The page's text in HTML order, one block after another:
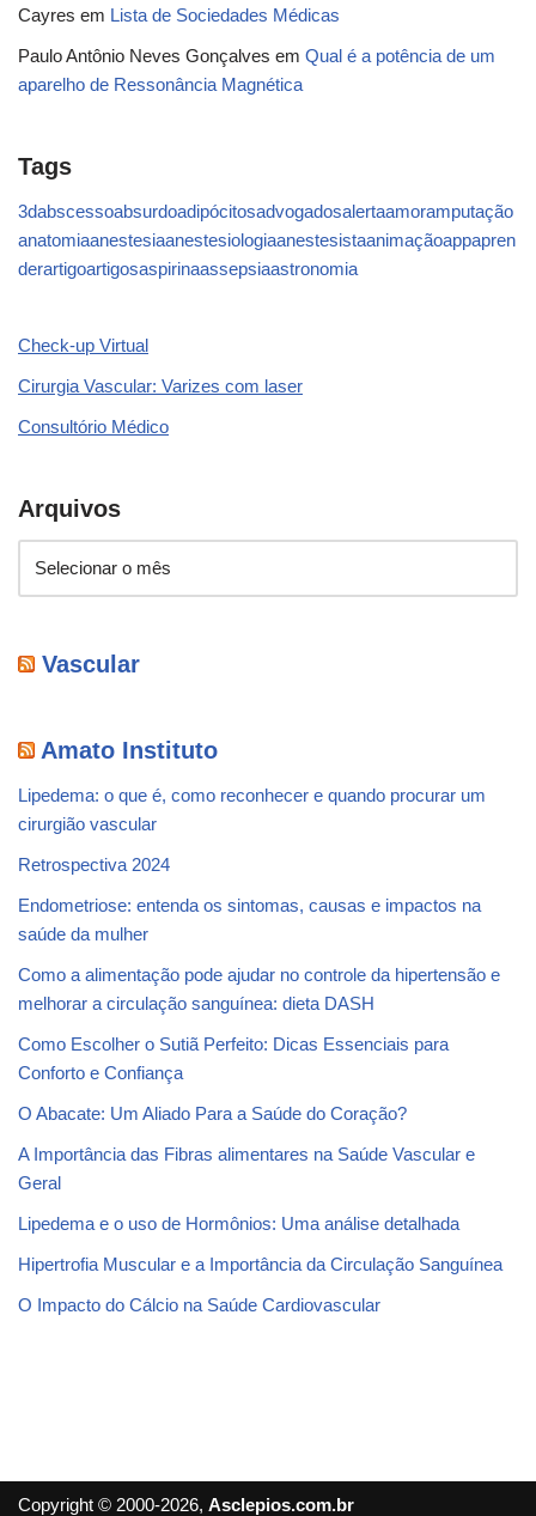
Cayres em Lista de Sociedades Médicas
Paulo Antônio Neves Gonçalves em Qual é a potência de um
aparelho de Ressonância Magnética
Tags
3dabscessoabsurdoadipócitosadvogadosalertaamoramputação
anatomiaanestesiaanestesiologiaanestesistaanimaçãoappapren
derartigoartigosaspirinaassepsiaastronomia
Check-up Virtual
Cirurgia Vascular: Varizes com laser
Consultório Médico
Arquivos
Vascular
Amato Instituto
Lipedema: o que é, como reconhecer e quando procurar um
cirurgião vascular
Retrospectiva 2024
Endometriose: entenda os sintomas, causas e impactos na
saúde da mulher
Como a alimentação pode ajudar no controle da hipertensão e
melhorar a circulação sanguínea: dieta DASH
Como Escolher o Sutiã Perfeito: Dicas Essenciais para
Conforto e Confiança
O Abacate: Um Aliado Para a Saúde do Coração?
A Importância das Fibras alimentares na Saúde Vascular e
Geral
Lipedema e o uso de Hormônios: Uma análise detalhada
Hipertrofia Muscular e a Importância da Circulação Sanguínea
O Impacto do Cálcio na Saúde Cardiovascular
Copyright © 2000-2026, Asclepios.com.br